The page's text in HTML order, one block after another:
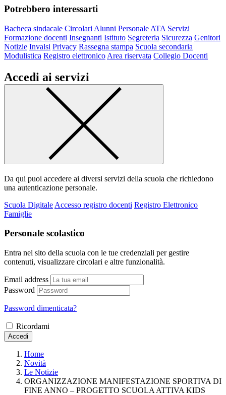
Potrebbero interessarti
Bacheca sindacale Circolari Alunni Personale ATA Servizi
Formazione docenti Insegnanti Istituto Segreteria Sicurezza Genitori
Notizie Invalsi Privacy Rassegna stampa Scuola secondaria
Modulistica Registro elettronico Area riservata Collegio Docenti
Accedi ai servizi
Da qui puoi accedere ai diversi servizi della scuola che richiedono
una autenticazione personale.
Scuola Digitale Accesso registro docenti Registro Elettronico
Famiglie
Personale scolastico
Entra nel sito della scuola con le tue credenziali per gestire
contenuti, visualizzare circolari e altre funzionalità.
Email address
Password
Password dimenticata?
Ricordami
Accedi
Home
Novità
Le Notizie
ORGANIZZAZIONE MANIFESTAZIONE SPORTIVA DI
FINE ANNO – PROGETTO SCUOLA ATTIVA KIDS